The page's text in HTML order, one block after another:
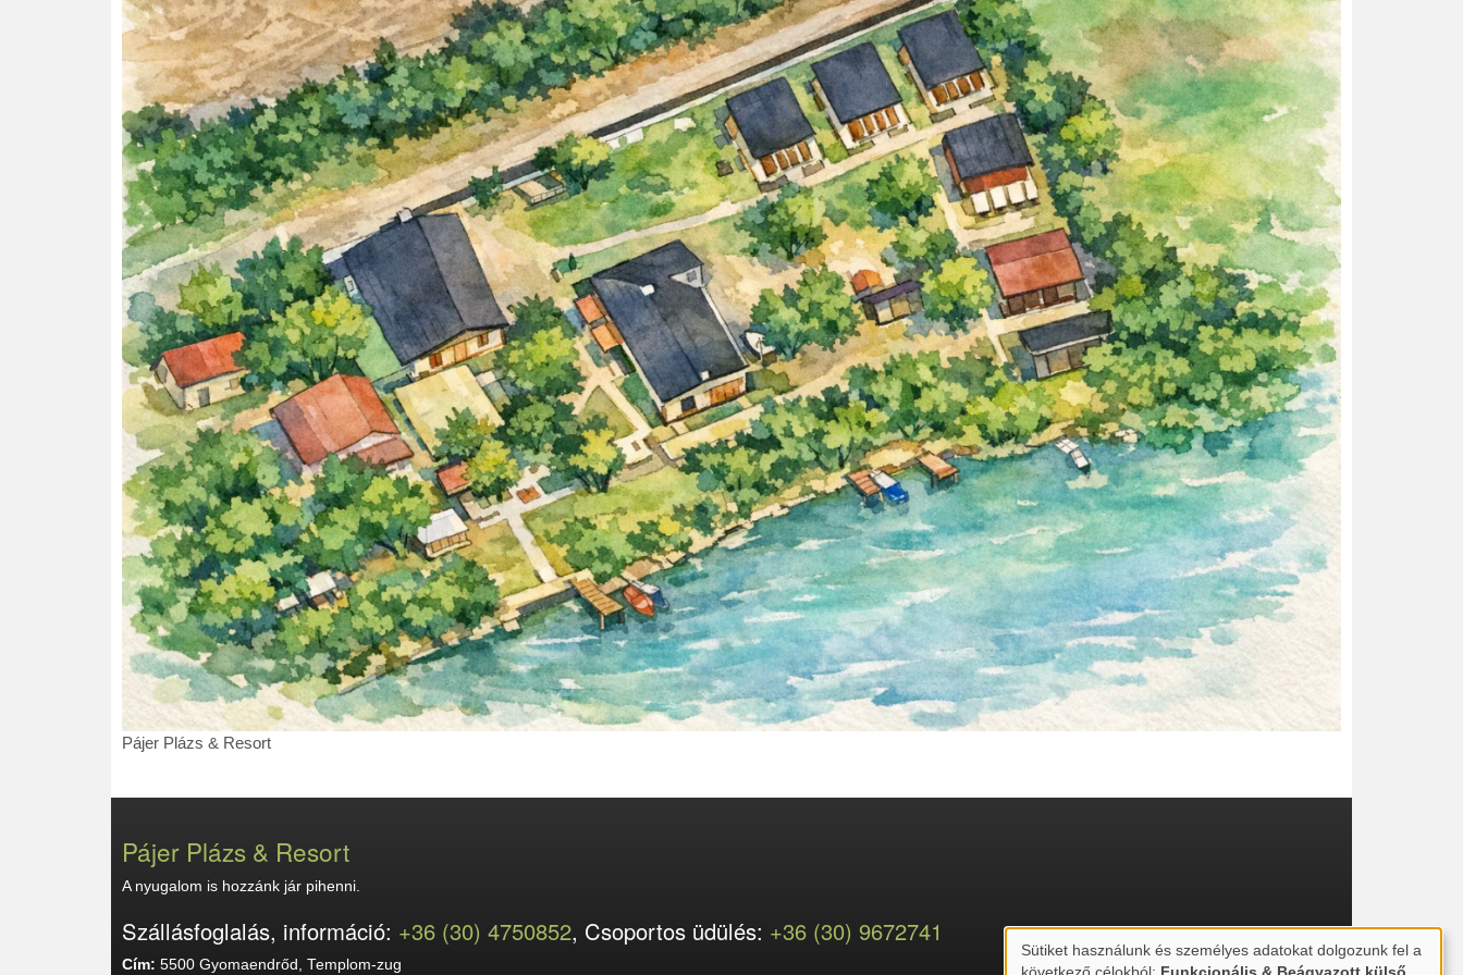
Pájer
Pájer Plázs & Resort
Pájer Plázs & Resort
A nyugalom is hozzánk jár pihenni.
Szállásfoglalás, információ: +36 (30) 4750852, Csoportos üdülés: +36 (30) 9672741
Cím: 5500 Gyomaendrőd, Templom-zug Személyes
Sütiket használunk és személyes adatokat dolgozunk fel a